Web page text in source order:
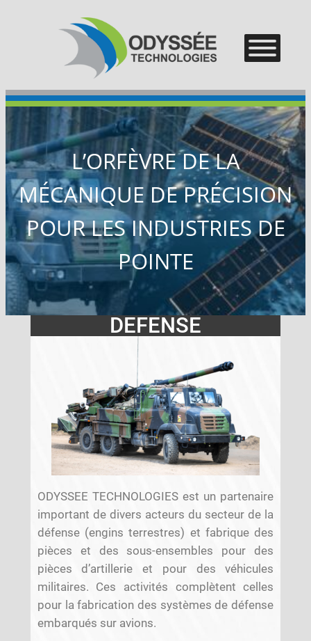
L’ORFÈVRE DE LA
MÉCANIQUE DE PRÉCISION
POUR LES INDUSTRIES DE
POINTE
DEFENSE
ODYSSEE TECHNOLOGIES est un partenaire
important de divers acteurs du secteur de la
défense (engins terrestres) et fabrique des
pièces et des sous-ensembles pour des
pièces d’artillerie et pour des véhicules
militaires. Ces activités complètent celles
pour la fabrication des systèmes de défense
embarqués sur avions.